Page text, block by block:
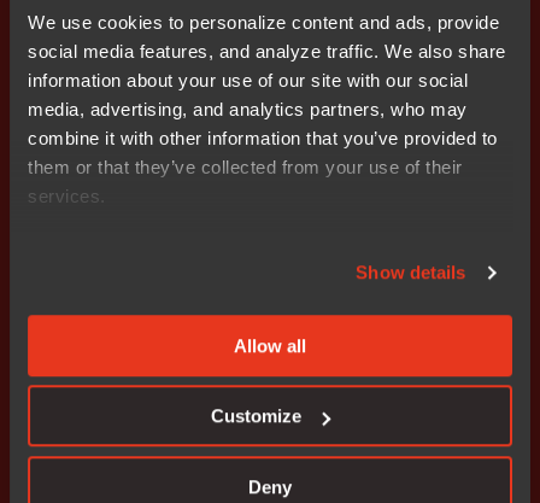
We use cookies to personalize content and ads, provide
social media features, and analyze traffic. We also share
information about your use of our site with our social
media, advertising, and analytics partners, who may
combine it with other information that you’ve provided to
them or that they’ve collected from your use of their
services.
Show details
Allow all
Customize
Deny
立即开始。